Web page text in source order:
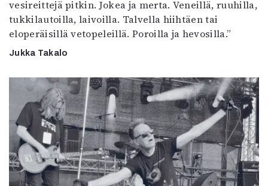
vesireittejä pitkin. Jokea ja merta. Veneillä, ruuhilla,
tukkilautoilla, laivoilla. Talvella hiihtäen tai
eloperäisillä vetopeleillä. Poroilla ja hevosilla.”
Jukka Takalo